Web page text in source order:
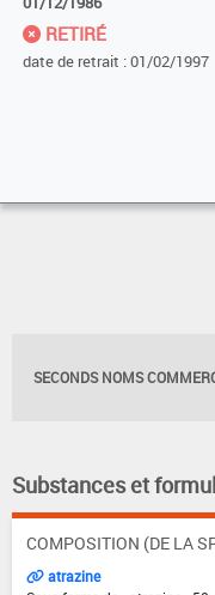
RETIRÉ
date de retrait : 01/02/1997
SECONDS NOMS
Substances et
COMPOSITION (DE LA
atrazine